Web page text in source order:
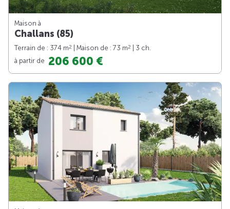
Maison à
Challans (85)
Terrain de : 374 m2 | Maison de : 73 m2
| 3 ch.
à partir de 206 600 €